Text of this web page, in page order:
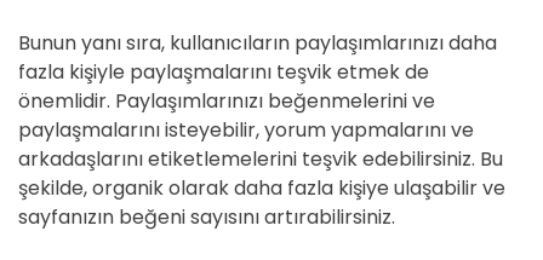
Bunun yanı sıra, kullanıcıların paylaşımlarınızı daha
fazla kişiyle paylaşmalarını teşvik etmek de
önemlidir. Paylaşımlarınızı beğenmelerini ve
paylaşmalarını isteyebilir, yorum yapmalarını ve
arkadaşlarını etiketlemelerini teşvik edebilirsiniz. Bu
şekilde, organik olarak daha fazla kişiye ulaşabilir ve
sayfanızın beğeni sayısını artırabilirsiniz.